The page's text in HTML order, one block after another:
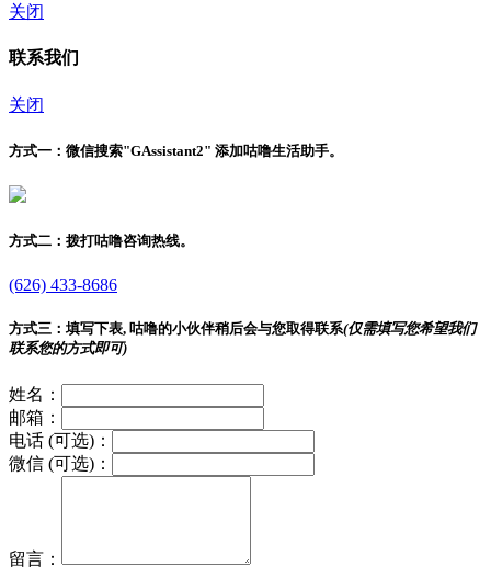
关闭
联系我们
关闭
方式一： 微信搜索"GAssistant2" 添加咕噜生活助手。
方式二： 拨打咕噜咨询热线。
(626) 433-8686
方式三： 填写下表, 咕噜的小伙伴稍后会与您取得联系(仅需填写您希望我们
联系您的方式即可)
姓名：
邮箱：
电话 (可选)：
微信 (可选)：
留言：